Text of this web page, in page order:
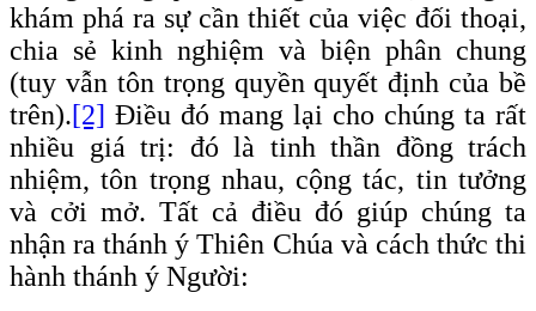
khám phá ra sự cần thiết của việc đối thoại,
chia sẻ kinh nghiệm và biện phân chung
(tuy vẫn tôn trọng quyền quyết định của bề
trên).[2] Điều đó mang lại cho chúng ta rất
nhiều giá trị: đó là tinh thần đồng trách
nhiệm, tôn trọng nhau, cộng tác, tin tưởng
và cởi mở. Tất cả điều đó giúp chúng ta
nhận ra thánh ý Thiên Chúa và cách thức thi
hành thánh ý Người: